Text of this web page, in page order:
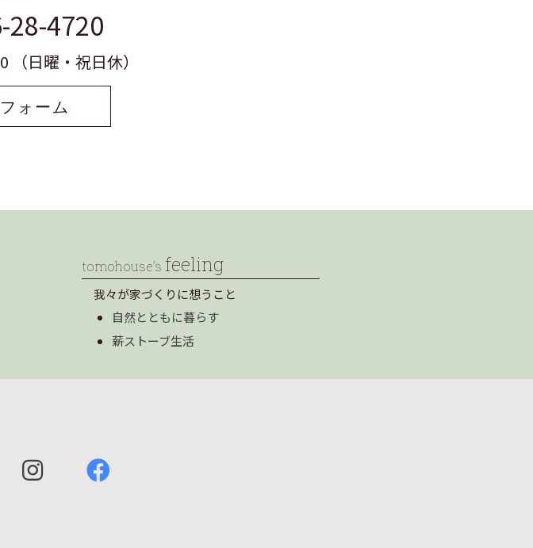
28-4720
（日曜・祝日休）
ォーム
tomohouse’s feeling
我々が家づくりに想うこと
自然とともに暮らす
薪ストーブ生活